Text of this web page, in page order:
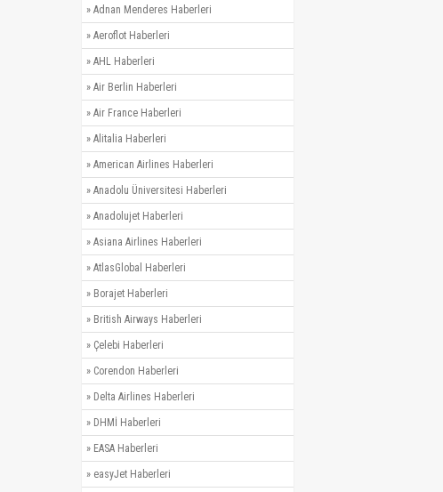
» Adnan Menderes Haberleri
» Aeroflot Haberleri
» AHL Haberleri
» Air Berlin Haberleri
» Air France Haberleri
» Alitalia Haberleri
» American Airlines Haberleri
» Anadolu Üniversitesi Haberleri
» Anadolujet Haberleri
» Asiana Airlines Haberleri
» AtlasGlobal Haberleri
» Borajet Haberleri
» British Airways Haberleri
» Çelebi Haberleri
» Corendon Haberleri
» Delta Airlines Haberleri
» DHMİ Haberleri
» EASA Haberleri
» easyJet Haberleri